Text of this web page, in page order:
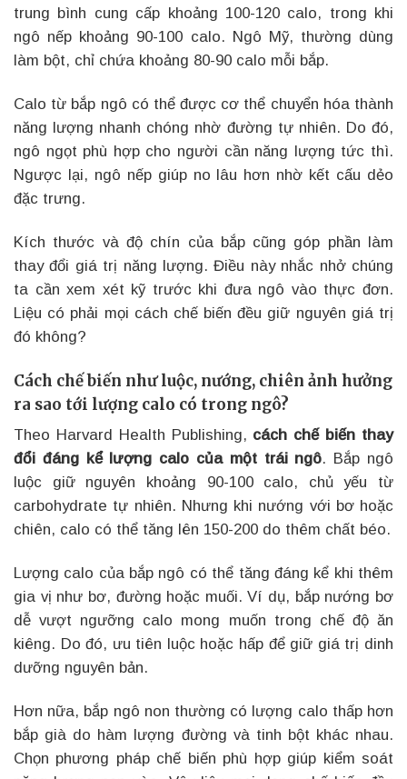
trung bình cung cấp khoảng 100-120 calo, trong khi
ngô nếp khoảng 90-100 calo. Ngô Mỹ, thường dùng
làm bột, chỉ chứa khoảng 80-90 calo mỗi bắp.
Calo từ bắp ngô có thể được cơ thể chuyển hóa thành
năng lượng nhanh chóng nhờ đường tự nhiên. Do đó,
ngô ngọt phù hợp cho người cần năng lượng tức thì.
Ngược lại, ngô nếp giúp no lâu hơn nhờ kết cấu dẻo
đặc trưng.
Kích thước và độ chín của bắp cũng góp phần làm
thay đổi giá trị năng lượng. Điều này nhắc nhở chúng
ta cần xem xét kỹ trước khi đưa ngô vào thực đơn.
Liệu có phải mọi cách chế biến đều giữ nguyên giá trị
đó không?
Cách chế biến như luộc, nướng, chiên ảnh hưởng
ra sao tới lượng calo có trong ngô?
Theo Harvard Health Publishing, cách chế biến thay
đổi đáng kể lượng calo của một trái ngô. Bắp ngô
luộc giữ nguyên khoảng 90-100 calo, chủ yếu từ
carbohydrate tự nhiên. Nhưng khi nướng với bơ hoặc
chiên, calo có thể tăng lên 150-200 do thêm chất béo.
Lượng calo của bắp ngô có thể tăng đáng kể khi thêm
gia vị như bơ, đường hoặc muối. Ví dụ, bắp nướng bơ
dễ vượt ngưỡng calo mong muốn trong chế độ ăn
kiêng. Do đó, ưu tiên luộc hoặc hấp để giữ giá trị dinh
dưỡng nguyên bản.
Hơn nữa, bắp ngô non thường có lượng calo thấp hơn
bắp già do hàm lượng đường và tinh bột khác nhau.
Chọn phương pháp chế biến phù hợp giúp kiểm soát